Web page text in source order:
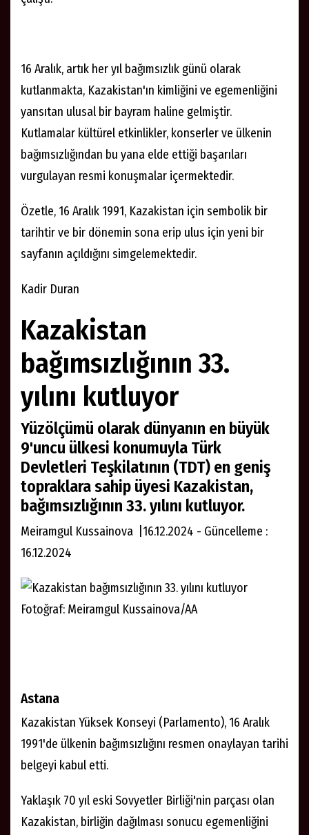
16 Aralık, artık her yıl bağımsızlık günü olarak
kutlanmakta, Kazakistan'ın kimliğini ve egemenliğini
yansıtan ulusal bir bayram haline gelmiştir.
Kutlamalar kültürel etkinlikler, konserler ve ülkenin
bağımsızlığından bu yana elde ettiği başarıları
vurgulayan resmi konuşmalar içermektedir.
Özetle, 16 Aralık 1991, Kazakistan için sembolik bir
tarihtir ve bir dönemin sona erip ulus için yeni bir
sayfanın açıldığını simgelemektedir.
Kadir Duran
Kazakistan
bağımsızlığının 33.
yılını kutluyor
Yüzölçümü olarak dünyanın en büyük
9'uncu ülkesi konumuyla Türk
Devletleri Teşkilatının (TDT) en geniş
topraklara sahip üyesi Kazakistan,
bağımsızlığının 33. yılını kutluyor.
Meiramgul Kussainova |16.12.2024 - Güncelleme :
16.12.2024
Fotoğraf: Meiramgul Kussainova/AA
Astana
Kazakistan Yüksek Konseyi (Parlamento), 16 Aralık
1991'de ülkenin bağımsızlığını resmen onaylayan tarihi
belgeyi kabul etti.
Yaklaşık 70 yıl eski Sovyetler Birliği'nin parçası olan
Kazakistan, birliğin dağılması sonucu egemenliğini